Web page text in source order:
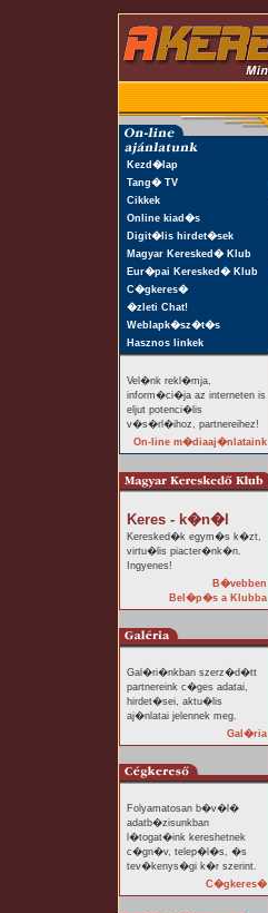
Kezd�lap
Tang� TV
Cikkek
Online kiad�s
Digit�lis hirdet�sek
Magyar Keresked� Klub
Eur�pai Keresked� Klub
C�gkeres�
�zleti Chat!
Weblapk�sz�t�s
Hasznos linkek
Vel�nk rekl�mja,
inform�ci�ja az interneten is
eljut potenci�lis
v�s�rl�ihoz, partnereihez!
On-line m�diaaj�nlataink
Keres - k�n�l
Keresked�k egym�s k�zt,
virtu�lis piacter�nk�n.
Ingyenes!
B�vebben
Bel�p�s a Klubba
Gal�ri�nkban szerz�d�tt
partnereink c�ges adatai,
hirdet�sei, aktu�lis
aj�nlatai jelennek meg.
Gal�ria
Folyamatosan b�v�l�
adatb�zisunkban
l�togat�ink kereshetnek
c�gn�v, telep�l�s, �s
tev�kenys�gi k�r szerint.
C�gkeres�